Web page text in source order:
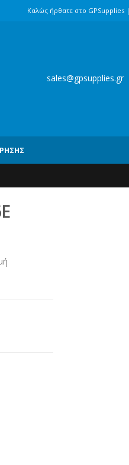
Καλώς ήρθατε στο GPSupplies |
sales@gpsupplies.gr